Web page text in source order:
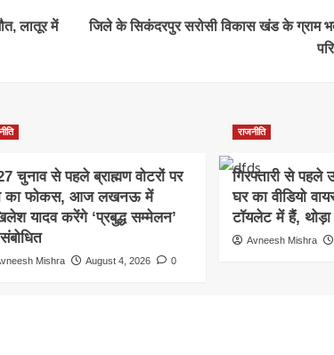
लातूर में
जिले के सिकंदरपुर सरोसी विकास खंड के ग्राम
चुनाव से पहले ब्राह्मण वोटरों पर
का फोकस, आज लखनऊ में
यादव करेंगे ‘प्रबुद्ध सम्मेलन’
Mishra August 4, 2026 0
राजनीति
गिरफ्तारी से पहले
घर का वीडियो
टॉयलेट में हैं, थोड़ा
Avneesh Mishra